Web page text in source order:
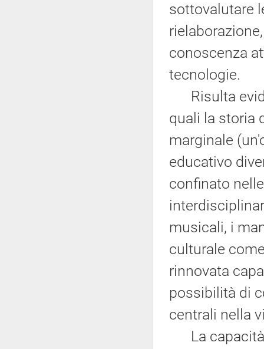
sottovalutare
conoscenza
tecnologie.
Risulta
quali la storia
marginale
educativo
confinato
musicali, i
culturale
rinnovata
possibilità di
centrali nella
La capacità